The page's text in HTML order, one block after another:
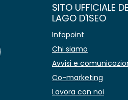
SITO UFFICIALE
LAGO D'ISEO
Infopoint
Chi siamo
Avvisi e
Co-marketing
Lavora con noi